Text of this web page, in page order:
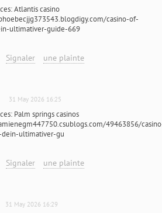
Atlantis casino
casino-of-
ultimativer-guide-669
Signaler une plainte
31 May 2026 16:25
Palm springs casinos
49463856/
ultimativer-gu
Signaler une plainte
31 May 2026 16:29